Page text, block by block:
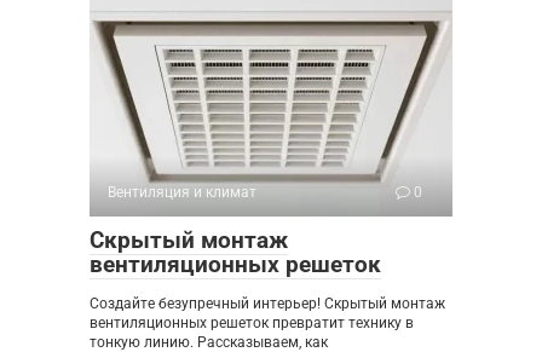
Вентиляция и климат 0
Скрытый монтаж
вентиляционных решеток
Создайте безупречный интерьер! Скрытый монтаж
вентиляционных решеток превратит технику в
тонкую линию. Рассказываем, как